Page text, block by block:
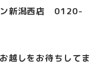
新潟西店 0120-
しをお待ちしてま